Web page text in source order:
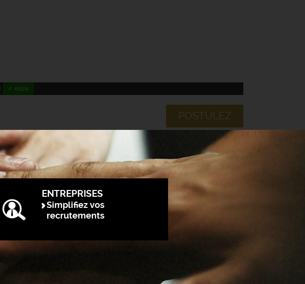
✓ Allow
POSTULEZ
ENTREPRISES
Simplifiez vos
recrutements